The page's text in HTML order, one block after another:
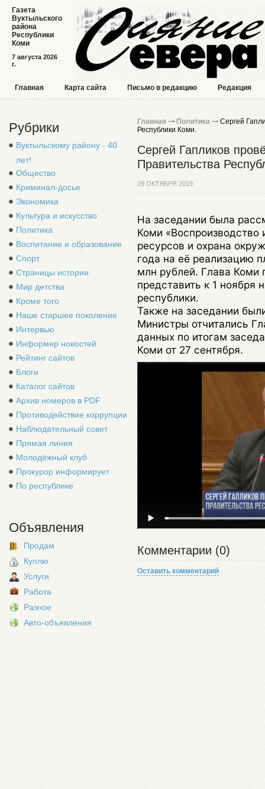
7 августа 2026
г.
Газета
Вуктыльского
района
Республики
Коми
Главная Карта сайта Письмо в редакцию Редакция
Рубрики
Вуктыльскому району - 40
лет!
Общество
Криминал-досье
Экономика
Культура и искусство
Политика
Воспитание и образование
Спорт
Страницы истории
Мир детства
Кроме того
Наше старшее поколение
Интервью
Информер новостей
Рейтинг сайтов
Блоги
Каталог сайтов
Архив номеров в PDF
Противодействие коррупции
Наблюдательный совет
Прямая линия
Молодёжный клуб
Прокурор информирует
По республике
Объявления
Продам
Куплю
Услуги
Работа
Разное
Авто-объявления
Главная Политика
Сергей
Республики Коми.
Сергей Гапликов
Правительства
29 ОКТЯБРЯ 2019
На заседании была
Коми «Воспроизводство
ресурсов и охрана
года на её реализацию
млн рублей. Глава Коми
представить к 1 ноября
республики.
Также на заседании
Министры отчитались
данных по итогам
Коми от 27 сентября.
Комментарии (0)
Оставить комментарий